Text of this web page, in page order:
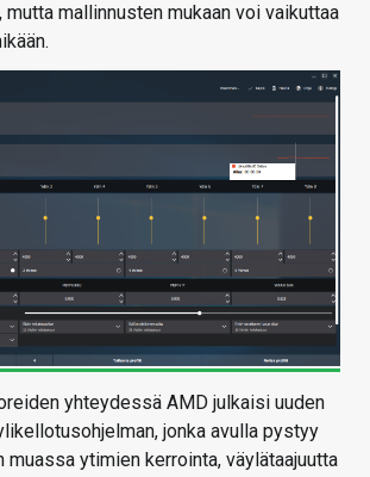
mutta mallinnusten mukaan voi vaikuttaa
yhteydessä AMD julkaisi uuden
jonka avulla pystyy
muassa ytimien kerrointa, väylätaajuutta